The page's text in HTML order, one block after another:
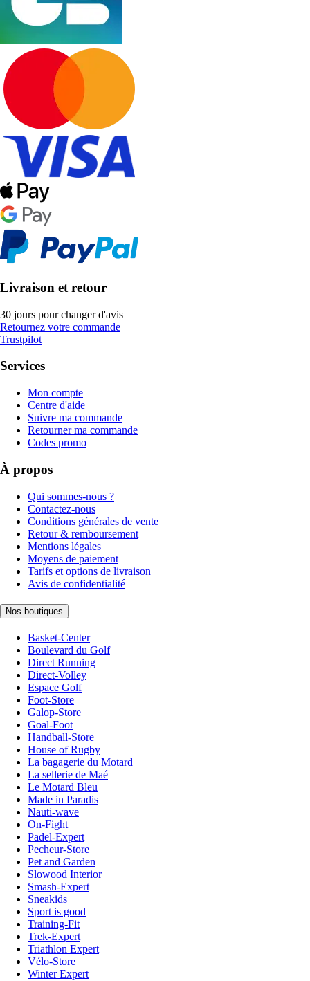
Livraison et retour
30 jours pour changer d'avis
Retournez votre commande
Trustpilot
Services
Mon compte
Centre d'aide
Suivre ma commande
Retourner ma commande
Codes promo
À propos
Qui sommes-nous ?
Contactez-nous
Conditions générales de vente
Retour & remboursement
Mentions légales
Moyens de paiement
Tarifs et options de livraison
Avis de confidentialité
Nos boutiques
Basket-Center
Boulevard du Golf
Direct Running
Direct-Volley
Espace Golf
Foot-Store
Galop-Store
Goal-Foot
Handball-Store
House of Rugby
La bagagerie du Motard
La sellerie de Maé
Le Motard Bleu
Made in Paradis
Nauti-wave
On-Fight
Padel-Expert
Pecheur-Store
Pet and Garden
Slowood Interior
Smash-Expert
Sneakids
Sport is good
Training-Fit
Trek-Expert
Triathlon Expert
Vélo-Store
Winter Expert